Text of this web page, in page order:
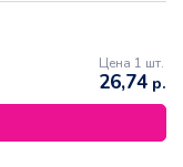
Цена 1 шт.
26,74 р.